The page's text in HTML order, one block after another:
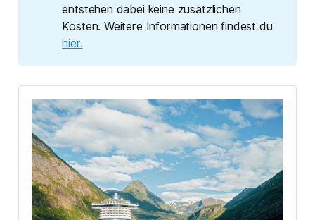
entstehen dabei keine zusätzlichen
Kosten. Weitere Informationen findest du
hier.